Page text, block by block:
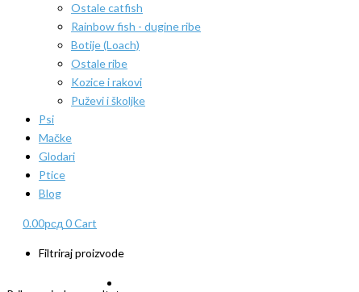
Ostale catfish
Rainbow fish - dugine ribe
Botije (Loach)
Ostale ribe
Kozice i rakovi
Puževi i školjke
Psi
Mačke
Glodari
Ptice
Blog
0.00рсд 0Cart
Filtriraj proizvode